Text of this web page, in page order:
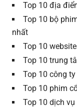
Top 10 địa
Top 10 bộ
nhất
Top 10
Top 10 trung
Top 10 công
Top 10 phim
Top 10 dịch